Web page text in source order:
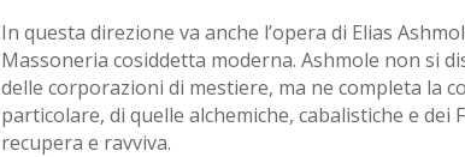
In questa direzione va anche l’opera di Elias
Massoneria cosiddetta moderna. Ashmole non si
delle corporazioni di mestiere, ma ne completa la
particolare, di quelle alchemiche, cabalistiche e dei
recupera e ravviva.